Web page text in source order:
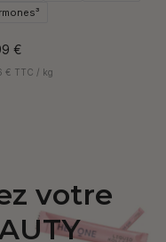
€
€ TTC / kg
votre